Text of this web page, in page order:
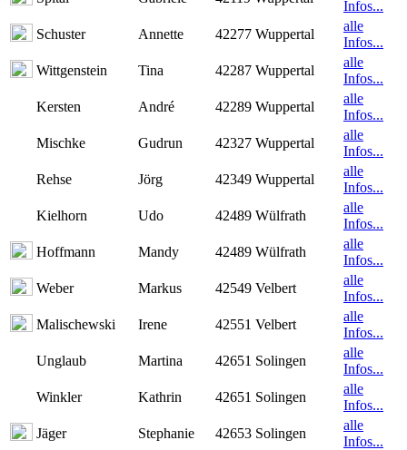
Infos...
Schuster
Annette 42277 Wuppertal
alle
Infos...
Wittgenstein
Tina 42287 Wuppertal
alle
Infos...
Kersten
André 42289 Wuppertal
alle
Infos...
Mischke
Gudrun 42327 Wuppertal
alle
Infos...
Rehse
Jörg 42349 Wuppertal
alle
Infos...
Kielhorn
Udo 42489 Wülfrath
alle
Infos...
Hoffmann
Mandy 42489 Wülfrath
alle
Infos...
Weber
Markus 42549 Velbert
alle
Infos...
Malischewski
Irene 42551 Velbert
alle
Infos...
Unglaub
Martina 42651 Solingen
alle
Infos...
Winkler
Kathrin 42651 Solingen
alle
Infos...
Jäger
Stephanie 42653 Solingen
alle
Infos...